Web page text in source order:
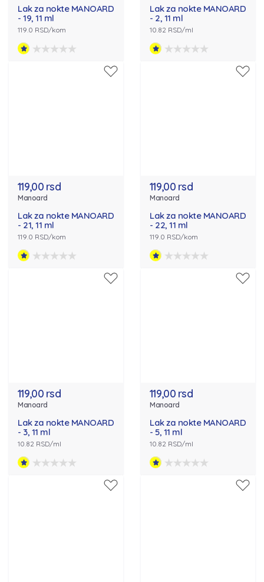
Lak za nokte MANOARD
- 19, 11 ml
119.0 RSD/kom
Lak za nokte MANOARD
- 2, 11 ml
10.82 RSD/ml
119,00 rsd
Manoard
Lak za nokte MANOARD
- 21, 11 ml
119.0 RSD/kom
119,00 rsd
Manoard
Lak za nokte MANOARD
- 22, 11 ml
119.0 RSD/kom
119,00 rsd
Manoard
Lak za nokte MANOARD
- 3, 11 ml
10.82 RSD/ml
119,00 rsd
Manoard
Lak za nokte MANOARD
- 5, 11 ml
10.82 RSD/ml